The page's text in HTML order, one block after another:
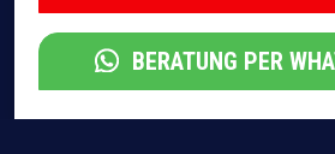
BERATUNG PER